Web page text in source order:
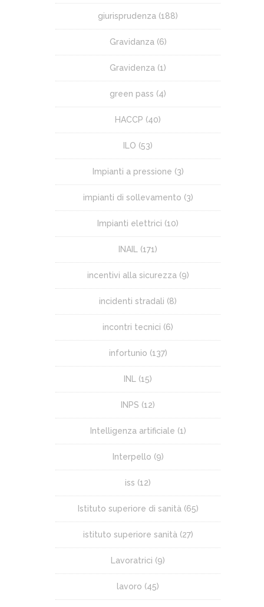
giurisprudenza (188)
Gravidanza (6)
Gravidenza (1)
green pass (4)
HACCP (40)
ILO (53)
Impianti a pressione (3)
impianti di sollevamento (3)
Impianti elettrici (10)
INAIL (171)
incentivi alla sicurezza (9)
incidenti stradali (8)
incontri tecnici (6)
infortunio (137)
INL (15)
INPS (12)
Intelligenza artificiale (1)
Interpello (9)
iss (12)
Istituto superiore di sanità (65)
istituto superiore sanità (27)
Lavoratrici (9)
lavoro (45)